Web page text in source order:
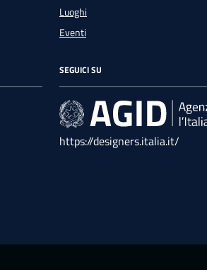
Luoghi
Eventi
SEGUICI SU
https://designers.italia.it/